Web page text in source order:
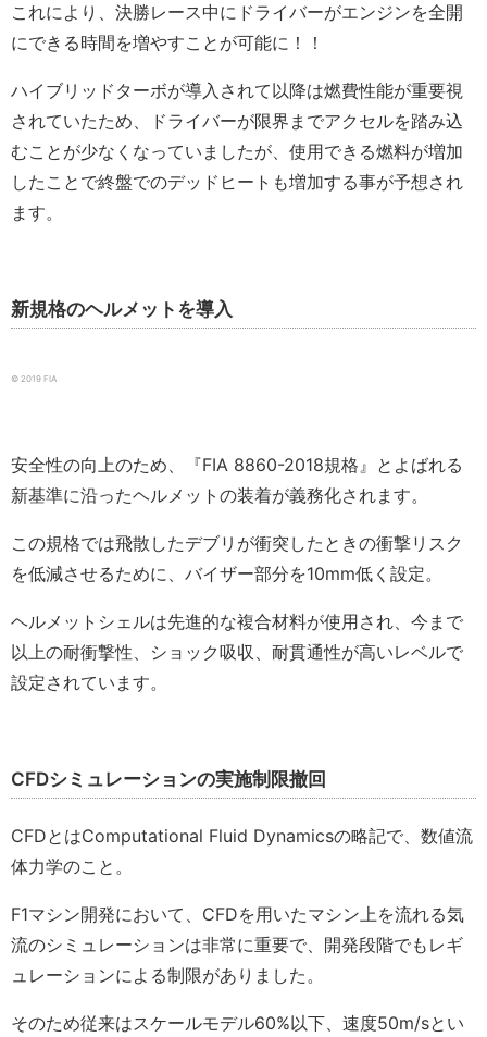
これにより、決勝レース中にドライバーがエンジンを全開
にできる時間を増やすことが可能に！！
ハイブリッドターボが導入されて以降は燃費性能が重要視
されていたため、ドライバーが限界までアクセルを踏み込
むことが少なくなっていましたが、使用できる燃料が増加
したことで終盤でのデッドヒートも増加する事が予想され
ます。
新規格のヘルメットを導入
© 2019 FIA
安全性の向上のため、『FIA 8860-2018規格』とよばれる
新基準に沿ったヘルメットの装着が義務化されます。
この規格では飛散したデブリが衝突したときの衝撃リスク
を低減させるために、バイザー部分を10mm低く設定。
ヘルメットシェルは先進的な複合材料が使用され、今まで
以上の耐衝撃性、ショック吸収、耐貫通性が高いレベルで
設定されています。
CFDシミュレーションの実施制限撤回
CFDとはComputational Fluid Dynamicsの略記で、数値流
体力学のこと。
F1マシン開発において、CFDを用いたマシン上を流れる気
流のシミュレーションは非常に重要で、開発段階でもレギ
ュレーションによる制限がありました。
そのため従来はスケールモデル60%以下、速度50m/sとい